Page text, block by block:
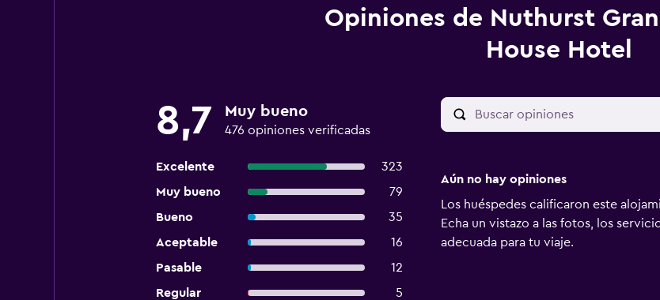
Opiniones de Nuthurst
House Hotel
8,7 Muy bueno
476 opiniones verificadas
Excelente
323
Muy bueno
79
Bueno
35
Aceptable
16
Pasable
12
Regular
5
Aún no hay opiniones
Los huéspedes calificaron este
Echa un vistazo a las fotos, los
adecuada para tu viaje.